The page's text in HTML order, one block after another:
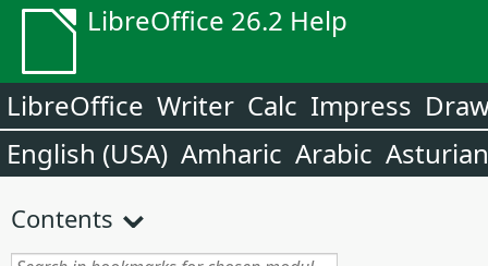
LibreOffice 26.2 Help
LibreOffice Writer Calc Impress
English (USA) Amharic Arabic Asturian
Contents